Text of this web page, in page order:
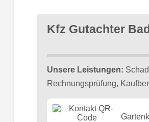
Kfz Gutachter
Unsere Leistungen:
Rechnungsprüfung,